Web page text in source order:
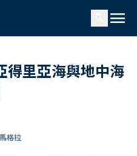
menu
得里亞海與地中海
格拉